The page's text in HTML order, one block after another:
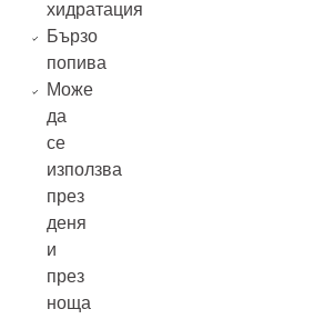
хидратация
Бързо
попива
Може
да
се
използва
през
деня
и
през
ноща